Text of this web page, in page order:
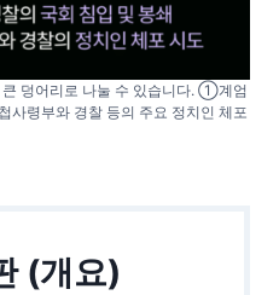
덩어리로 나눌 수 있습니다. ①계엄
령부와 경찰 등의 주요 정치인 체포
(개요)